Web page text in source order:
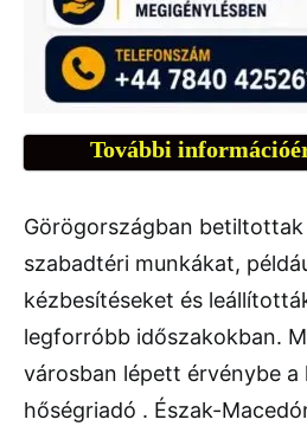
További
Görögországban
szabadtéri munkákat,
kézbesítéseket és
legforróbb időszakokban.
városban lépett érvénybe a
hőségriadó . Észak-